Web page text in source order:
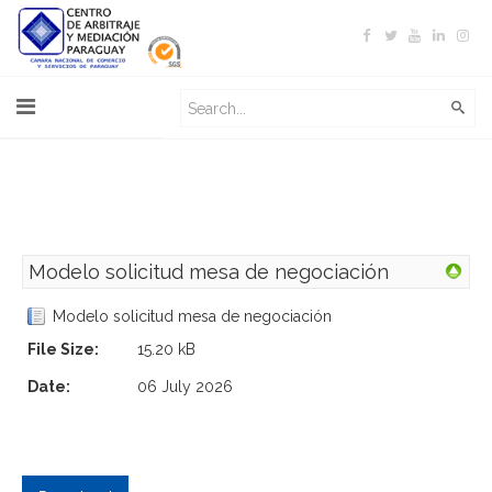
Modelo solicitud mesa de negociación
Modelo solicitud mesa de negociación
File Size:
15.20 kB
Date: 06 July 2026